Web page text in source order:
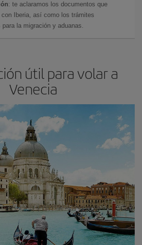
: te aclaramos los documentos que
Iberia, así como los trámites
la migración y aduanas.
útil para volar a
Venecia